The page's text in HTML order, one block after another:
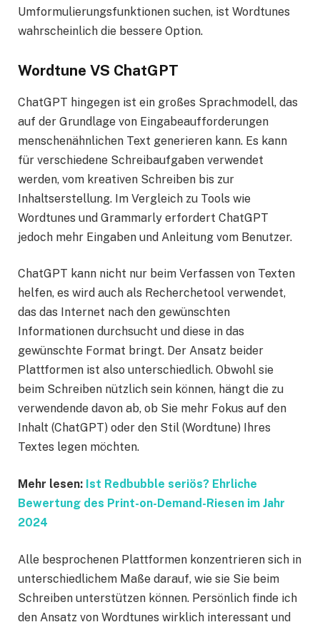
Umformulierungsfunktionen suchen, ist Wordtunes
wahrscheinlich die bessere Option.
Wordtune VS ChatGPT
ChatGPT hingegen ist ein großes Sprachmodell, das
auf der Grundlage von Eingabeaufforderungen
menschenähnlichen Text generieren kann. Es kann
für verschiedene Schreibaufgaben verwendet
werden, vom kreativen Schreiben bis zur
Inhaltserstellung. Im Vergleich zu Tools wie
Wordtunes und Grammarly erfordert ChatGPT
jedoch mehr Eingaben und Anleitung vom Benutzer.
ChatGPT kann nicht nur beim Verfassen von Texten
helfen, es wird auch als Recherchetool verwendet,
das das Internet nach den gewünschten
Informationen durchsucht und diese in das
gewünschte Format bringt. Der Ansatz beider
Plattformen ist also unterschiedlich. Obwohl sie
beim Schreiben nützlich sein können, hängt die zu
verwendende davon ab, ob Sie mehr Fokus auf den
Inhalt (ChatGPT) oder den Stil (Wordtune) Ihres
Textes legen möchten.
Mehr lesen: Ist Redbubble seriös? Ehrliche
Bewertung des Print-on-Demand-Riesen im Jahr
2024
Alle besprochenen Plattformen konzentrieren sich in
unterschiedlichem Maße darauf, wie sie Sie beim
Schreiben unterstützen können. Persönlich finde ich
den Ansatz von Wordtunes wirklich interessant und